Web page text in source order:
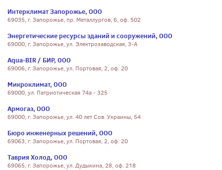
Интерклимат Запорожье, ООО
69035, г. Запорожье, пр. Металлургов, 6, оф. 502
Энергетические ресурсы зданий и сооружений, ООО
69000, г. Запорожье, ул. Электрозаводская, 3-А
Aqua-BIR / БИР, ООО
69006, г. Запорожье, ул. Портовая, 2, оф. 20
Микроклимат, ООО
69000, ул. Патриотическая 74а - 325
Армогаз, ООО
69000, г. Запорожье, ул. 40 лет Сов. Украины, 54
Бюро инженерных решений, ООО
69063, г. Запорожье, ул. Портовая, 2, оф. 20
Таврия Холод, ООО
69065, г. Запорожье, ул. Дудыкина, 28, оф. 218